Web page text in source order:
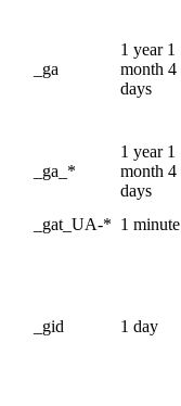
_ga
1 year 1
month 4
days
_ga_*
1 year 1
month 4
days
_gat_UA-* 1 minute
_gid 1 day